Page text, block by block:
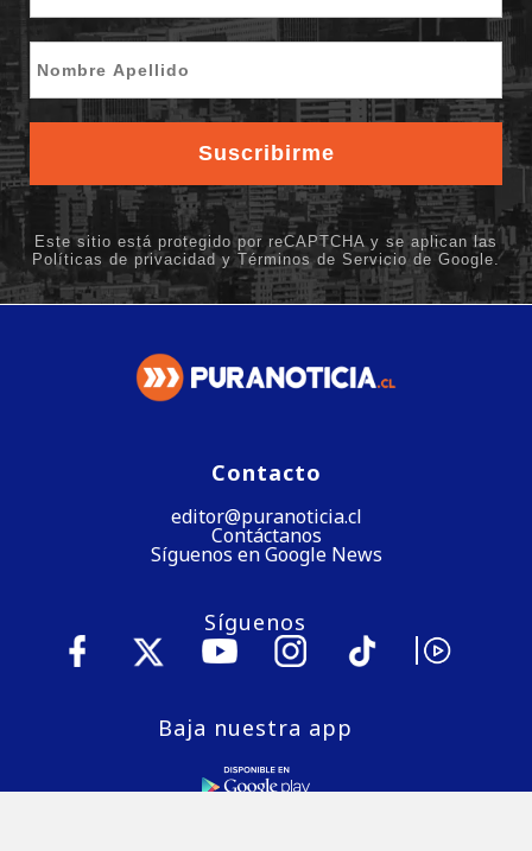
Contacto
editor@puranoticia.cl
Contáctanos
Síguenos en Google News
Síguenos
Baja nuestra app